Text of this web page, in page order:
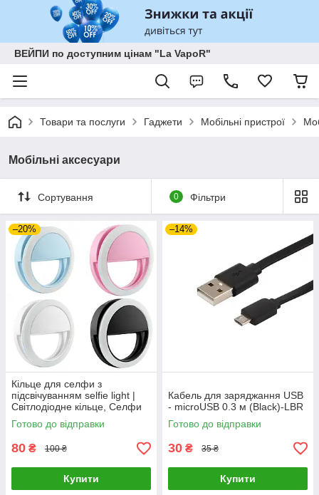
ВЕЙПИ по доступним цінам "La VapoR"
Товари та послуги Гаджети Мобільні пристрої
Мобільні аксесуари
Сортування 0 Фільтри
–20%
Кільце для селфи з
підсвічуванням selfie light |
Світлодіодне кільце, Селфи
лампа, Selfie Ring Light
Готово до відправки
80 ₴ 100 ₴
Купити
–14%
Кабель для заряджання USB
- microUSB 0.3 м (Black)-LВR
Готово до відправки
30 ₴ 35 ₴
Купити